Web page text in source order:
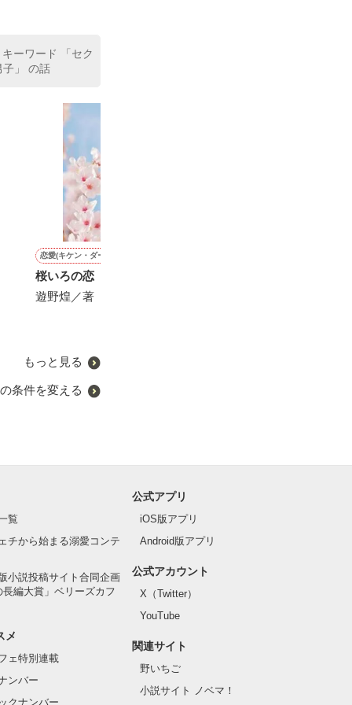
居まで提案
ーワード 「セク
子」 の話
恋愛(キケン・ダーク)
桜いろの恋
遊野煌／著
もっと見る
条件を変える
覧
チから始まる溺愛コンテ
小説投稿サイト合同企画
長編大賞」ベリーズカフ
メ
ェ特別連載
ンバー
クナンバー
公式アプリ
iOS版アプリ
Android版アプリ
公式アカウント
X（Twitter）
YouTube
関連サイト
野いちご
小説サイト ノベマ！